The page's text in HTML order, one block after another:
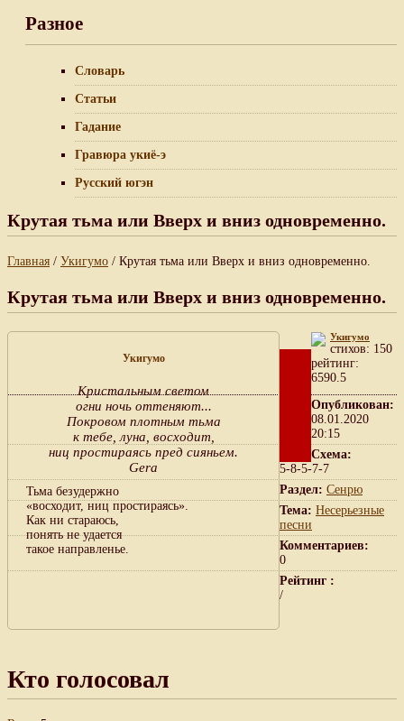
Разное
Словарь
Статьи
Гадание
Гравюра укиё-э
Русский югэн
Крутая тьма или Вверх и вниз одновременно.
Главная / Укигумо / Крутая тьма или Вверх и вниз одновременно.
Крутая тьма или Вверх и вниз одновременно.
Укигумо
Кристальным светом
огни ночь оттеняют...
Покровом плотным тьма
к тебе, луна, восходит,
ниц простираясь пред сияньем.
Gera
Тьма безудержно
«восходит, ниц простираясь».
Как ни стараюсь,
понять не удается
такое направленье.
Укигумо
cтихов: 150
рейтинг:
6590.5
Опубликован:
08.01.2020
20:15
Схема:
5-8-5-7-7
Раздел: Сенрю
Тема: Несерьезные
песни
Комментариев:
0
Рейтинг :
/
Кто голосовал